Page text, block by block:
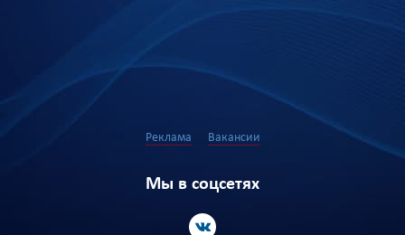
Реклама Вакансии
Мы в соцсетях